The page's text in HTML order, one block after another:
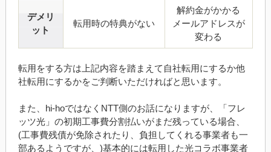
デメリ
ット
転用時の特典がない
解約金がかかる
メールアドレスが
変わる
転用をする方は上記内容を踏まえて自社転用にするか他
社転用にするかをご判断いただければと思います。
また、hi-hoではなくNTT側のお話になりますが、「フレ
ッツ光」の初期工事費分割払いがまだ残っている場合、
(工事費残債が免除されたり、負担してくれる事業者も一
部あるようですが、)基本的には転用した光コラボ事業者